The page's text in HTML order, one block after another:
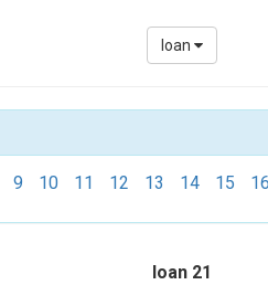
Ioan
9 10 11 12 13 14 15 16
Ioan 21